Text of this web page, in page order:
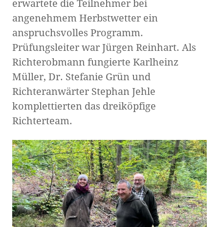
erwartete die Teilnehmer bei
angenehmem Herbstwetter ein
anspruchsvolles Programm.
Prüfungsleiter war Jürgen Reinhart. Als
Richterobmann fungierte Karlheinz
Müller, Dr. Stefanie Grün und
Richteranwärter Stephan Jehle
komplettierten das dreiköpfige
Richterteam.